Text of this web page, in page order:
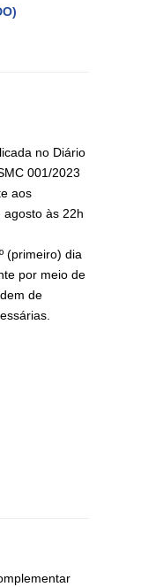
no Diário
001/2023
aos
às 22h
(primeiro) dia
por meio de
de